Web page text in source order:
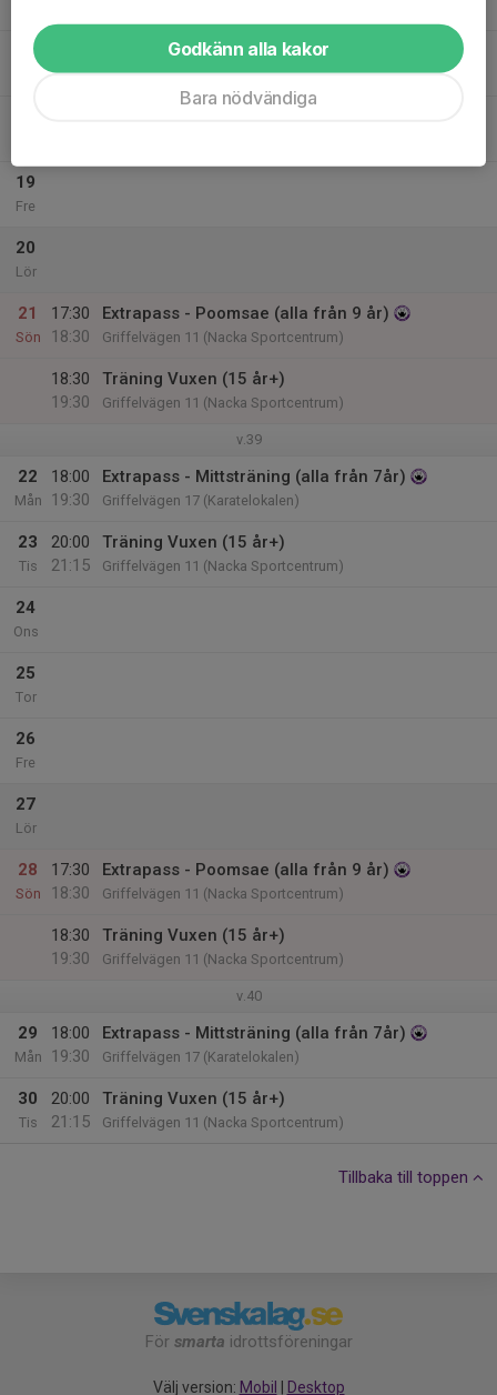
17
19
Fre
20
Lör
21
Sön
17:30
18:30
Extrapass - Poomsae (alla från 9 år)
Griffelvägen 11 (Nacka Sportcentrum)
18:30
19:30
Träning Vuxen (15 år+)
Griffelvägen 11 (Nacka Sportcentrum)
v.39
22
Mån
18:00
19:30
Extrapass - Mittsträning (alla från 7år)
Griffelvägen 17 (Karatelokalen)
23
Tis
20:00
21:15
Träning Vuxen (15 år+)
Griffelvägen 11 (Nacka Sportcentrum)
24
Ons
25
Tor
26
Fre
27
Lör
28
Sön
17:30
18:30
Extrapass - Poomsae (alla från 9 år)
Griffelvägen 11 (Nacka Sportcentrum)
18:30
19:30
Träning Vuxen (15 år+)
Griffelvägen 11 (Nacka Sportcentrum)
v.40
29
Mån
18:00
19:30
Extrapass - Mittsträning (alla från 7år)
Griffelvägen 17 (Karatelokalen)
30
Tis
20:00
21:15
Träning Vuxen (15 år+)
Griffelvägen 11 (Nacka Sportcentrum)
Tillbaka till toppen
För smarta idrottsföreningar
Välj version: Mobil Desktop
Godkänn alla kakor
Bara nödvändiga